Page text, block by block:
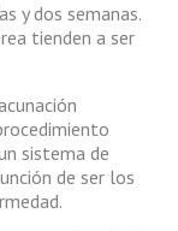
y dos semanas.
tienden a ser
sistema de
de ser los